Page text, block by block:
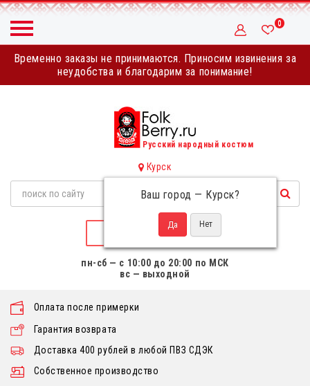
Временно заказы не принимаются. Приносим извинения за
неудобства и благодарим за понимание!
0
Русский народный костюм
Курск
Ваш город — Курск?
НАПИСАТЬ НАМ
пн-сб — с 10:00 до 20:00 по МСК
вс — выходной
Собственное производство
Оплата после примерки
Гарантия возврата
Доставка 400 рублей в любой ПВЗ СДЭК